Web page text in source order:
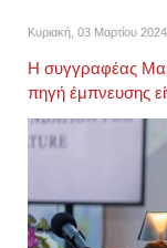
Κυριακή, 03 Μαρτίου
Η συγγραφέας
πηγή έμπνευσης